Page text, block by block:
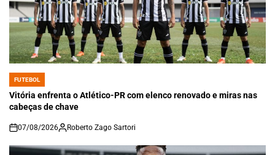
POSTED
IN
FUTEBOL
Vitória enfrenta o Atlético-PR com elenco renovado e miras nas
cabeças de chave
on
07/08/2026 Roberto Zago Sartori